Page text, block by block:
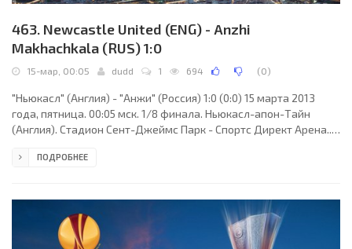
463. Newcastle United (ENG) - Anzhi
Makhachkala (RUS) 1:0
15-мар, 00:05 dudd 1 694 (0)
"Ньюкасл" (Англия) - "Анжи" (Россия) 1:0 (0:0) 15 марта 2013
года, пятница. 00:05 мск. 1/8 финала. Ньюкасл-апон-Тайн
(Англия). Стадион Сент-Джеймс Парк - Спортс Директ Арена..
Штефан Лупп (оба - Германия). Резервный: Торстен Шиффнер
(Адам Кэмпбелл, 71), Йоан Кабайе (Хонас Гутьеррес, 37), Мусса
Сиссоко, Сильвен Марво, Шейк
ПОДРОБНЕЕ